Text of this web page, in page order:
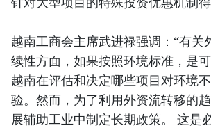
越南工商会主席武进禄强调：“有关
续性方面，如果按照环境标准，是
越南在评估和决定哪些项目对环境
验。然而，为了利用外资流转移的
展辅助工业中制定长期政策。 这是